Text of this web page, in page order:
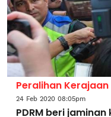
Peralihan Kerajaan
24 Feb 2020 08:05pm
PDRM beri